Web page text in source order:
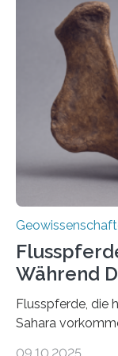
Schlote einen
Miriam Christina
Johannes
Team haben am
solche Tremore
nicht nur
Während
Flusspferde, die
Sahara